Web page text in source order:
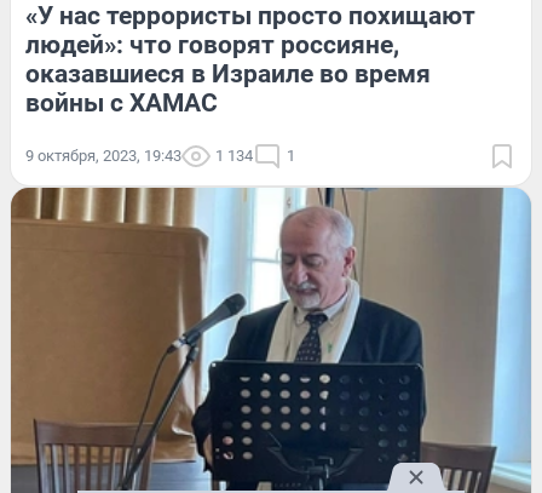
«У нас террористы просто похищают
людей»: что говорят россияне,
оказавшиеся в Израиле во время
войны с ХАМАС
9 октября, 2023, 19:43 1 134 1